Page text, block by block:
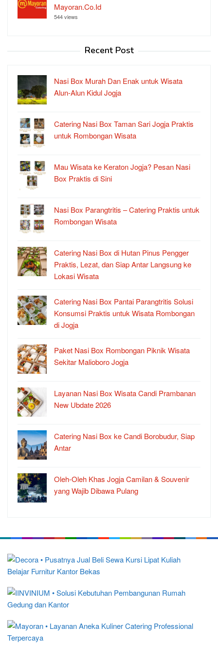
Mayoran.Co.Id
544 views
Recent Post
Nasi Box Murah Dan Enak untuk Wisata
Alun-Alun Kidul Jogja
Catering Nasi Box Taman Sari Jogja Praktis
untuk Rombongan Wisata
Mau Wisata ke Keraton Jogja? Pesan Nasi
Box Praktis di Sini
Nasi Box Parangtritis – Catering Praktis untuk
Rombongan Wisata
Catering Nasi Box di Hutan Pinus Pengger
Praktis, Lezat, dan Siap Antar Langsung ke
Lokasi Wisata
Catering Nasi Box Pantai Parangtritis Solusi
Konsumsi Praktis untuk Wisata Rombongan
di Jogja
Paket Nasi Box Rombongan Piknik Wisata
Sekitar Malioboro Jogja
Layanan Nasi Box Wisata Candi Prambanan
New Ubdate 2026
Catering Nasi Box ke Candi Borobudur, Siap
Antar
Oleh-Oleh Khas Jogja Camilan & Souvenir
yang Wajib Dibawa Pulang